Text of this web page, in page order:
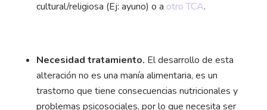
cultural/religiosa (Ej: ayuno) o a otro TCA.
Necesidad tratamiento. El desarrollo de esta
alteración no es una manía alimentaria, es un
trastorno que tiene consecuencias nutricionales y
problemas psicosociales, por lo que necesita ser